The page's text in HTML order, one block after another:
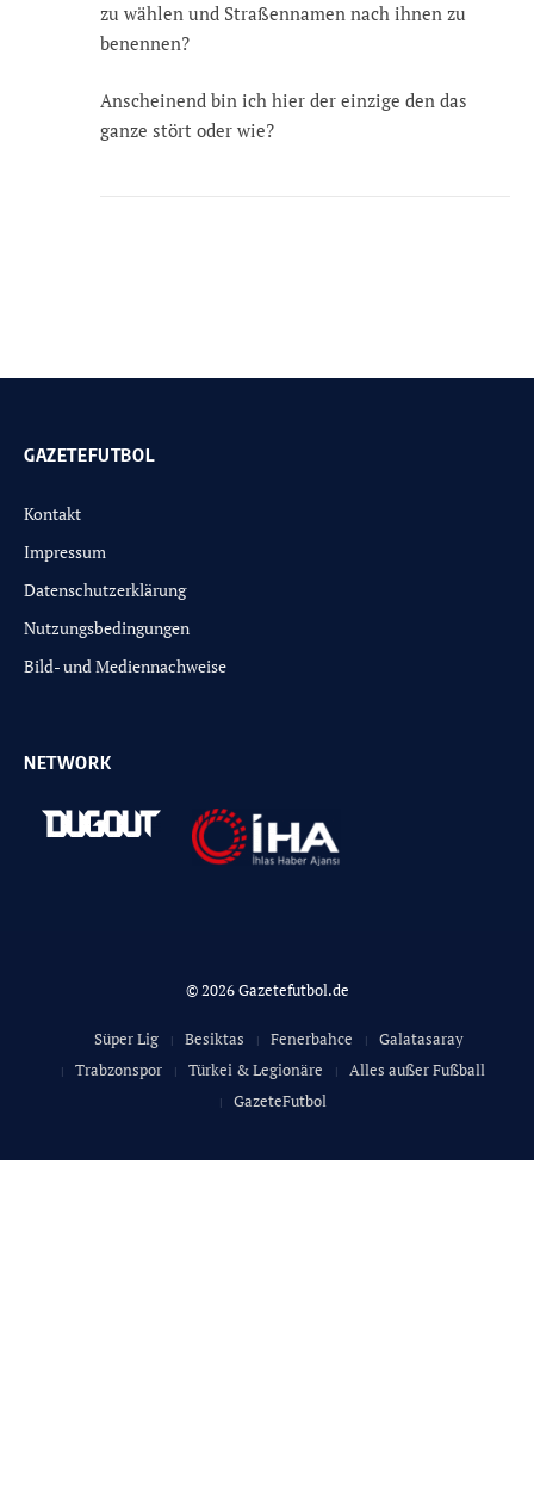
zu wählen und Straßennamen nach ihnen zu
benennen?
Anscheinend bin ich hier der einzige den das
ganze stört oder wie?
GAZETEFUTBOL
Kontakt
Impressum
Datenschutzerklärung
Nutzungsbedingungen
Bild- und Mediennachweise
NETWORK
© 2026 Gazetefutbol.de
Süper Lig Besiktas Fenerbahce
Galatasaray
Trabzonspor
Türkei & Legionäre
Alles außer Fußball
GazeteFutbol